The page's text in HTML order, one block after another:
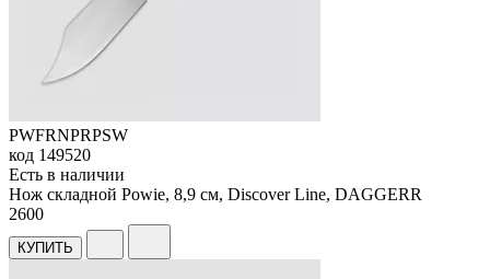
PWFRNPRPSW
код 149520
Есть в наличии
Нож складной Powie, 8,9 см, Discover Line, DAGGERR
2600
КУПИТЬ